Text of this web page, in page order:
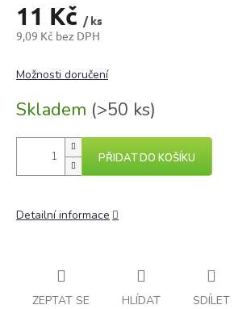
11 Kč / ks
9,09 Kč bez DPH
cena:
Skladem (>50 ks)
Možnosti doručení
PŘIDAT DO KOŠÍKU
Detailní informace
ZEPTAT SE HLÍDAT SDÍLET